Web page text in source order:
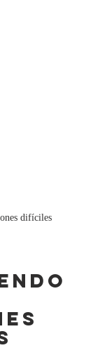
difíciles